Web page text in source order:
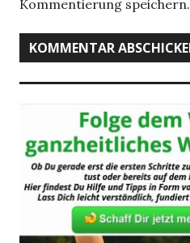
Kommentierung speichern.